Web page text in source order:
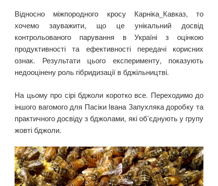
Відносно міжпородного кросу Карніка_Кавказ, то
хочемо зауважити, що це унікальний досвід
контрольованого парування в Україні з оцінкою
продуктивності та ефективності передачі корисних
ознак. Результати цього експерименту, показують
недооцінену роль гібридизації в бджільництві.
На цьому про сірі бджоли коротко все. Переходимо до
іншого вагомого для Пасіки Івана Запухляка доробку та
практичного досвіду з бджолами, які об’єднують у групу
жовті бджоли.